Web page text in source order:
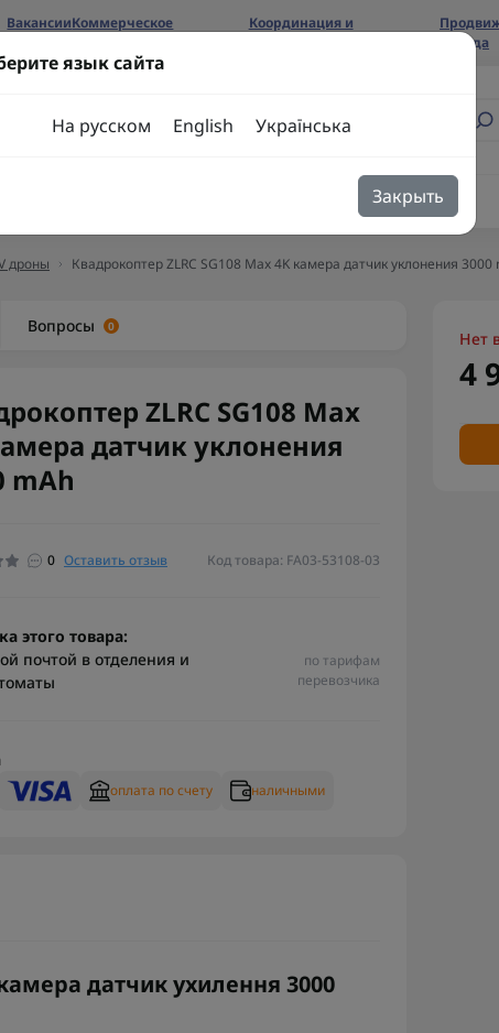
ВакансииКоммерческое
Координация и
бренда
дроны Квадрокоптер ZLRC SG108 Max 4K камера датчик уклонения 3000
язык сайта
На русском English Українська
Закрыть
Вопросы 0
ZLRC SG108 Max
датчик уклонения
mAh
0 Оставить отзыв Код товара: FA03-53108-03
Нет
4
этого товара:
почтой в отделения и
по тарифам
перевозчика
оплата по счету наличными
датчик ухилення 3000